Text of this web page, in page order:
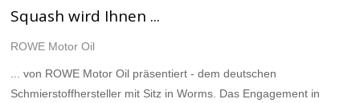
Squash wird Ihnen ...
ROWE Motor Oil
... von ROWE Motor Oil präsentiert - dem deutschen
Schmierstoffhersteller mit Sitz in Worms. Das Engagement in